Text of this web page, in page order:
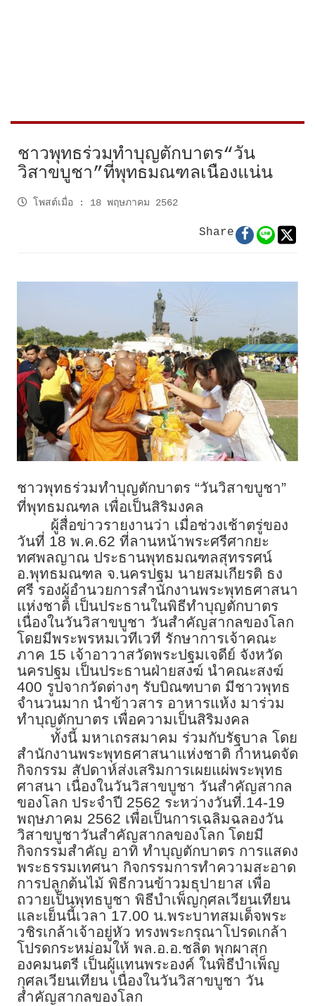
ชาวพุทธร่วมทำบุญตักบาตร“วัน
วิสาขบูชา”ที่พุทธมณฑลเนืองแน่น
โพสต์เมื่อ : 18 พฤษภาคม 2562
Share
ชาวพุทธร่วมทำบุญตักบาตร “วันวิสาขบูชา”
ที่พุทธมณฑล เพื่อเป็นสิริมงคล
ผู้สื่อข่าวรายงานว่า เมื่อช่วงเช้าตรู่ของ
วันที่ 18 พ.ค.62 ที่ลานหน้าพระศรีศากยะ
ทศพลญาณ ประธานพุทธมณฑลสุทรรศน์
อ.พุทธมณฑล จ.นครปฐม นายสมเกียรติ ธง
ศรี รองผู้อำนวยการสำนักงานพระพุทธศาสนา
แห่งชาติ เป็นประธานในพิธีทำบุญตักบาตร
เนื่องในวันวิสาขบูชา วันสำคัญสากลของโลก
โดยมีพระพรหมเวทีเวที รักษาการเจ้าคณะ
ภาค 15 เจ้าอาวาสวัดพระปฐมเจดีย์ จังหวัด
นครปฐม เป็นประธานฝ่ายสงฆ์ นำคณะสงฆ์
400 รูปจากวัดต่างๆ รับบิณฑบาต มีชาวพุทธ
จำนวนมาก นำข้าวสาร อาหารแห้ง มาร่วม
ทำบุญตักบาตร เพื่อความเป็นสิริมงคล
ทั้งนี้ มหาเถรสมาคม ร่วมกับรัฐบาล โดย
สำนักงานพระพุทธศาสนาแห่งชาติ กำหนดจัด
กิจกรรม สัปดาห์ส่งเสริมการเผยแผ่พระพุทธ
ศาสนา เนื่องในวันวิสาขบูชา วันสำคัญสากล
ของโลก ประจำปี 2562 ระหว่างวันที่.14-19
พฤษภาคม 2562 เพื่อเป็นการเฉลิมฉลองวัน
วิสาขบูชาวันสำคัญสากลของโลก โดยมี
กิจกรรมสำคัญ อาทิ ทำบุญตักบาตร การแสดง
พระธรรมเทศนา กิจกรรมการทำความสะอาด
การปลูกต้นไม้ พิธีกวนข้าวมธุปายาส เพื่อ
ถวายเป็นพุทธบูชา พิธีบำเพ็ญกุศลเวียนเทียน
และเย็นนี้เวลา 17.00 น.พระบาทสมเด็จพระ
วชิรเกล้าเจ้าอยู่หัว ทรงพระกรุณาโปรดเกล้า
โปรดกระหม่อมให้ พล.อ.อ.ชลิต พุกผาสุก
องคมนตรี เป็นผู้แทนพระองค์ ในพิธีบำเพ็ญ
กุศลเวียนเทียน เนื่องในวันวิสาขบูชา วัน
สำคัญสากลของโลก